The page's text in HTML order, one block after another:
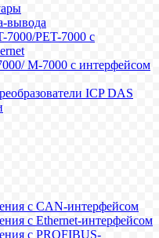
вывода
PET-7000 с
M-7000 с интерфейсом
ICP DAS
с CAN-интерфейсом
с Ethernet-интерфейсом
с PROFIBUS-